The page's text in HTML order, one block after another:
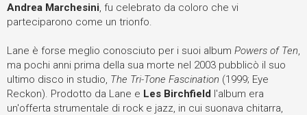
Andrea Marchesini , fu celebrato da coloro che vi
parteciparono come un trionfo.
Lane è forse meglio conosciuto per i suoi album Powers of Ten
ma pochi anni prima della sua morte nel 2003 pubblicò il suo
ultimo disco in studio, The Tri-Tone Fascination (1999; Eye
Reckon). Prodotto da Lane e Les Birchfield l'album era
un'offerta strumentale di rock e jazz, in cui suonava chitarra,